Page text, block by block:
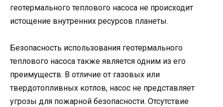
геотермального теплового насоса не происходит
истощение внутренних ресурсов планеты.
Безопасность использования геотермального
теплового насоса также является одним из его
преимуществ. В отличие от газовых или
твердотопливных котлов, насос не представляет
угрозы для пожарной безопасности. Отсутствие